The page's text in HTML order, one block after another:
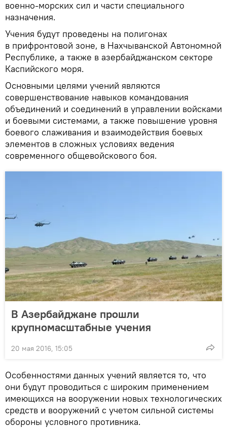
военно-морских сил и части специального
назначения.
Учения будут проведены на полигонах
в прифронтовой зоне, в Нахчыванской Автономной
Республике, а также в азербайджанском секторе
Каспийского моря.
Основными целями учений являются
совершенствование навыков командования
объединений и соединений в управлении войсками
и боевыми системами, а также повышение уровня
боевого слаживания и взаимодействия боевых
элементов в сложных условиях ведения
современного общевойскового боя.
В Азербайджане прошли
крупномасштабные учения
20 мая 2016, 15:05
Особенностями данных учений является то, что
они будут проводиться с широким применением
имеющихся на вооружении новых технологических
средств и вооружений с учетом сильной системы
обороны условного противника.